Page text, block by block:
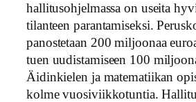
hallitusohjelmassa on useita
tilanteen parantamiseksi.
panostetaan 200 miljoonaa
tuen uudistamiseen 100
Äidinkielen ja matematiikan
kolme vuosiviikkotuntia.